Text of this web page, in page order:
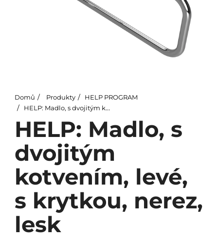
Domů Produkty
HELP PROGRAM
HELP: Madlo, s dvojitým kotvením, levé, s krytkou, nerez, lesk
HELP: Madlo, s
dvojitým
kotvením, levé,
s krytkou, nerez,
lesk